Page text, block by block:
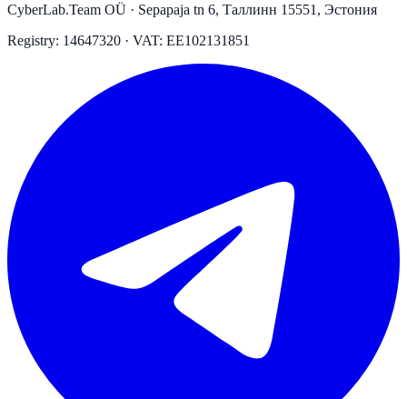
CyberLab.Team OÜ · Sepapaja tn 6, Таллинн 15551, Эстония
Registry: 14647320 · VAT: EE102131851